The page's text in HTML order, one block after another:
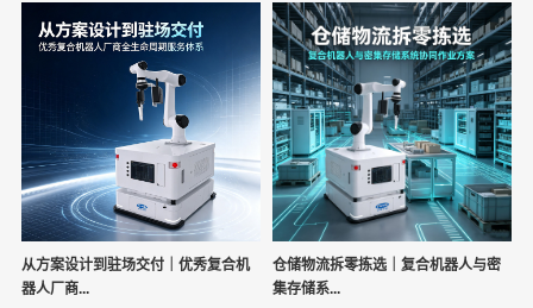
从方案设计到驻场交付｜优秀复合机
器人厂商...
仓储物流拆零拣选｜复合机器人与密
集存储系...